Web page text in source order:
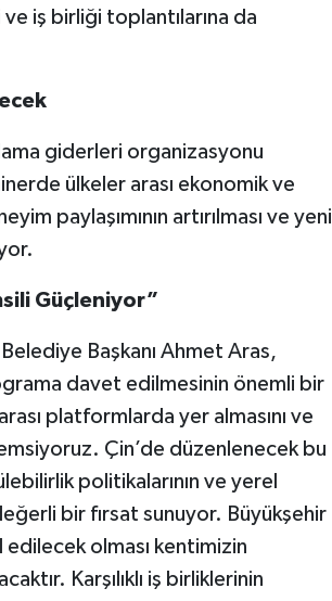
iş birliği toplantılarına da
giderleri organizasyonu
ülkeler arası ekonomik ve
paylaşımının artırılması ve yeni
Güçleniyor”
Başkanı Ahmet Aras,
davet edilmesinin önemli bir
platformlarda yer almasını ve
Çin’de düzenlenecek bu
politikalarının ve yerel
bir fırsat sunuyor. Büyükşehir
olması kentimizin
Karşılıklı iş birliklerinin